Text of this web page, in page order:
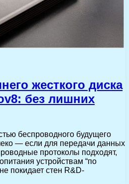
жесткого диска
без лишних
беспроводного будущего
— если для передачи данных
протоколы подходят,
устройствам “по
покидает стен R&D-